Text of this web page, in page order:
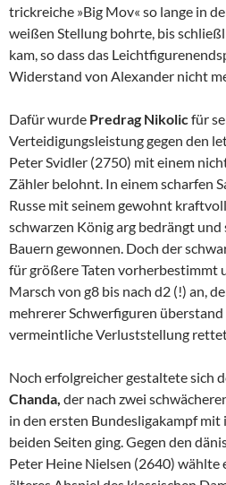
trickreiche »Big Mov« so lange in
weißen Stellung bohrte, bis
kam, so dass das
Widerstand von Alexander nicht
Dafür wurde Predrag Nikolicfür
Verteidigungsleistung gegen den
Peter Svidler (2750) mit einem
Zähler belohnt. In einem scharfen
Russe mit seinem gewohnt
schwarzen König arg bedrängt
Bauern gewonnen. Doch der
für größere Taten vorherbestimmt
Marsch von g8 bis nach d2 (!) an,
mehrerer Schwerfiguren
vermeintliche Verluststellung
Noch erfolgreicher gestaltete sich
Chanda, der nach zwei
in den ersten Bundesligakampf
beiden Seiten ging. Gegen den
Peter Heine Nielsen (2640) wählte